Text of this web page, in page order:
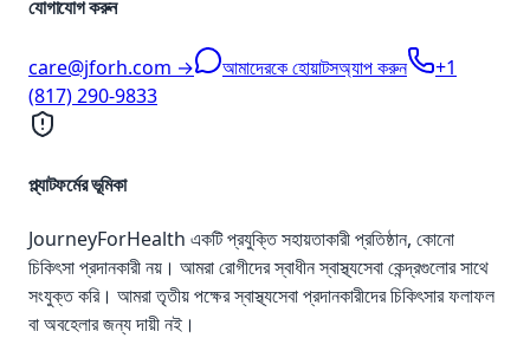
যোগাযোগ করুন
care@jforh.com → আমাদেরকে হোয়াটসঅ্যাপ করুন
+1
(817) 290-9833
প্ল্যাটফর্মের ভূমিকা
JourneyForHealth একটি প্রযুক্তি সহায়তাকারী প্রতিষ্ঠান, কোনো
চিকিৎসা প্রদানকারী নয়। আমরা রোগীদের স্বাধীন স্বাস্থ্যসেবা কেন্দ্রগুলোর সাথে
সংযুক্ত করি। আমরা তৃতীয় পক্ষের স্বাস্থ্যসেবা প্রদানকারীদের চিকিৎসার ফলাফল
বা অবহেলার জন্য দায়ী নই।